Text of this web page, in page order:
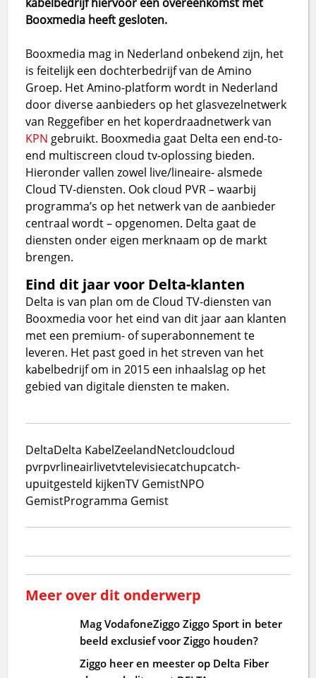
Booxmedia heeft gesloten.
Booxmedia mag in Nederland onbekend zijn, het
is feitelijk een dochterbedrijf van de Amino
Groep. Het Amino-platform wordt in Nederland
door diverse aanbieders op het glasvezelnetwerk
van Reggefiber en het koperdraadnetwerk van
KPN gebruikt. Booxmedia gaat Delta een end-to-
end multiscreen cloud tv-oplossing bieden.
Hieronder vallen zowel live/lineaire- alsmede
Cloud TV-diensten. Ook cloud PVR – waarbij
programma’s op het netwerk van de aanbieder
centraal wordt – opgenomen. Delta gaat de
diensten onder eigen merknaam op de markt
brengen.
Eind dit jaar voor Delta-klanten
Delta is van plan om de Cloud TV-diensten van
Booxmedia voor het eind van dit jaar aan klanten
met een premium- of superabonnement te
leveren. Het past goed in het streven van het
kabelbedrijf om in 2015 een inhaalslag op het
gebied van digitale diensten te maken.
DeltaDelta KabelZeelandNetcloudcloud
pvrpvrlineairlivetvtelevisiecatchupcatch-
upuitgesteld kijkenTV GemistNPO
GemistProgramma Gemist
Meer over dit onderwerp
Mag VodafoneZiggo Ziggo Sport in beter
beeld exclusief voor Ziggo houden?
Ziggo heer en meester op Delta Fiber